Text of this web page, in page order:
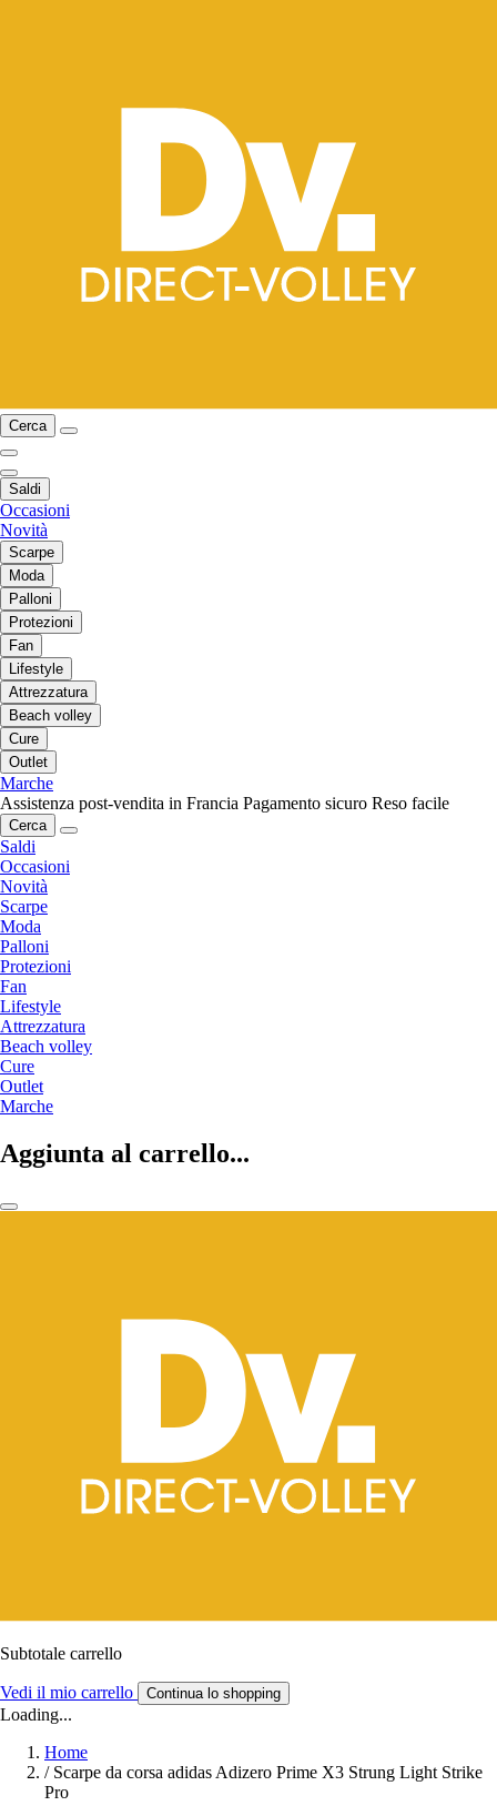
Cerca
Saldi
Occasioni
Novità
Scarpe
Moda
Palloni
Protezioni
Fan
Lifestyle
Attrezzatura
Beach volley
Cure
Outlet
Marche
Assistenza post-vendita in Francia Pagamento sicuro Reso facile
Cerca
Saldi
Occasioni
Novità
Scarpe
Moda
Palloni
Protezioni
Fan
Lifestyle
Attrezzatura
Beach volley
Cure
Outlet
Marche
Aggiunta al carrello...
Subtotale carrello
Vedi il mio carrello Continua lo shopping
Loading...
Home
/ Scarpe da corsa adidas Adizero Prime X3 Strung Light Strike
Pro